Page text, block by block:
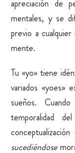
apreciación de
mentales, y se
previo a
mente.
Tu «yo» tiene
variados «yoes»
sueños.
temporalidad
sucediéndose